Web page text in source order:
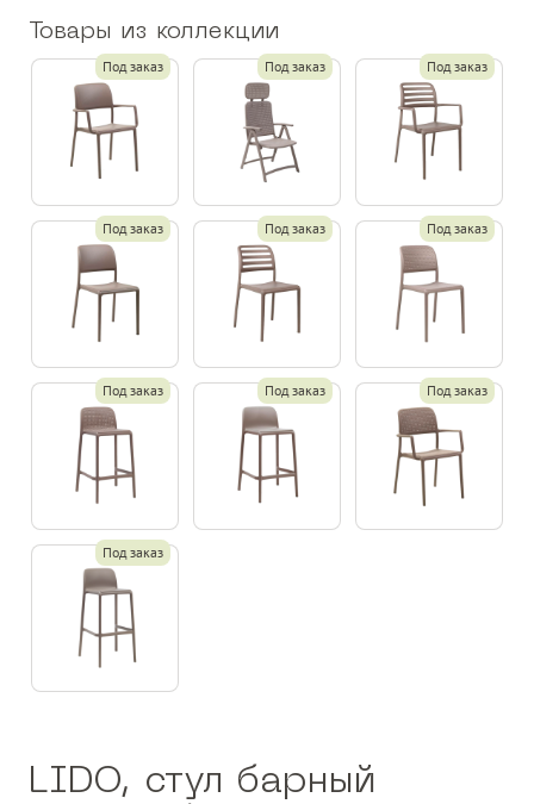
Товары из коллекции
Под заказ Под заказ Под заказ
Под заказ Под заказ Под заказ
Под заказ Под заказ Под заказ
Под заказ
LIDO, стул барный